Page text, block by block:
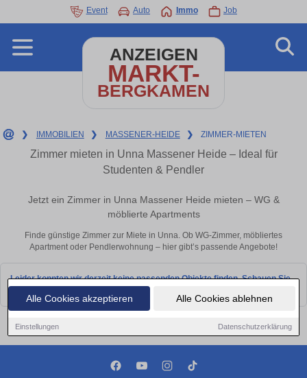
Alle Cookies akzeptieren Alle Cookies ablehnen
Einstellungen Datenschutzerklärung
Event Auto Immo Job
ANZEIGEN
MARKT-
BERGKAMEN
❯ IMMOBILIEN ❯ MASSENER-HEIDE ❯ ZIMMER-MIETEN
Zimmer mieten in Unna Massener Heide – Ideal für
Studenten & Pendler
Jetzt ein Zimmer in Unna Massener Heide mieten – WG &
möblierte Apartments
Finde günstige Zimmer zur Miete in Unna. Ob WG-Zimmer, möbliertes
Apartment oder Pendlerwohnung – hier gibt’s passende Angebote!
Leider konnten wir derzeit keine passenden Objekte finden. Schauen Sie